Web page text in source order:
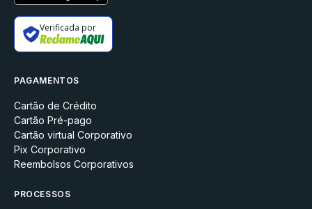
Verificada por
PAGAMENTOS
Cartão de Crédito
Cartão Pré-pago
Cartão virtual Corporativo
Pix Corporativo
Reembolsos Corporativos
PROCESSOS